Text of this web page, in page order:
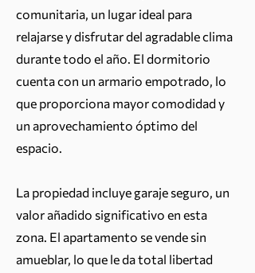
comunitaria, un lugar ideal para
relajarse y disfrutar del agradable clima
durante todo el año. El dormitorio
cuenta con un armario empotrado, lo
que proporciona mayor comodidad y
un aprovechamiento óptimo del
espacio.
La propiedad incluye garaje seguro, un
valor añadido significativo en esta
zona. El apartamento se vende sin
amueblar, lo que le da total libertad